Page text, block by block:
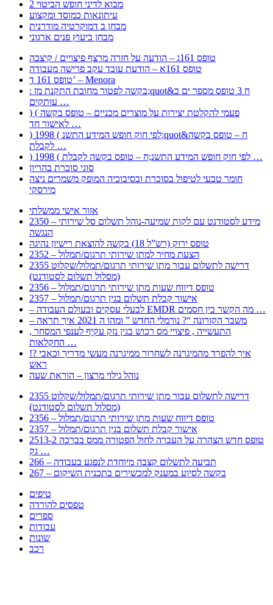
מבוא לדיני חופש הביטוי 2
עיתונאות כמוסד ומקצוע
מבחן ב דמוקרטיה מודרנית
מבחן ביעוץ פנים ארגוני
טופס 161ג – הודעה על חזרה מרצף פיצויים / קיצבה
טופס 161א – הודעת עובד עקב פרישה מעבודה
טופס 161 ד’ – Menora
: בקשה לפטור מחובת התקנת מז;quot&ח 3 טופס מספר ים ב
עותקים …
) ( פעמי להקלטת יצירות על מוצרים מכניים – טופס בקשה
לאישור חד …
) 1998 ( לפי חוק חופש המידע התשנ;quot&ח – טופס בקשה
לקבלת …
) 1998 ( לפי חוק חופש המידע התשנ;ח – טופס בקשה לקבלת …
סוגי סוכרת בהריון
חומר טבעי לטיפול בסוכרת ובסיבוכיה המופק משמרים ניצה
מירסקי
אזור אישי ממשלתי
2350 – מידע לסטודנט עם לקות שמיעה-נוהל תשלום סל שירותי
הנגשה
טופס ירוק (רש”ל 18) בקשה להוצאת רישיון נהיגה
2352 – הצעת מחיר למתן שירותי תרגום/תמלול
2355 דרישה לתשלום עבור מתן שירותי תרגום/תמלול/שקלוט
(מסלול תשלום לסטודנט)
2356 – טופס דיווח שעות מתן שירותי תרגום/תמלול
2357 – אישור קבלת תשלום בגין תרגום/תמלול
– לבעלי עסקים ובעולם העבודה EMDR מה הקשר בין חסמים …
– משבר הקורונה “? נורמלי החדש ” ומהו ה 2021 איך תראה
, התעשייה , פיצויי מס רכוש בגין נזק עקיף לענפי המסחר
החקלאות …
!? איך להפרד מהמיגרנה לשחרור ממיגרנה מעשי מדריך וכאבי
ראש
נוהל גילוי מרצון – הוראת שעה
2355 דרישה לתשלום עבור מתן שירותי תרגום/תמלול/שקלוט
(מסלול תשלום לסטודנט)
2356 – טופס דיווח שעות מתן שירותי תרגום/תמלול
2357 – אישור קבלת תשלום בגין תרגום/תמלול
2513-2 טופס חדש הצהרה על העברה לחול הפטורה ממס בברכה
גק …
266 – תביעה לתשלום קצבה מיוחדת לנפגע בעבודה
267 – בקשה לסיוע במענק למכשירים בתכנית השיקום
טיפים
טפסים להורדה
ספרים
עבודות
שונות
רכב